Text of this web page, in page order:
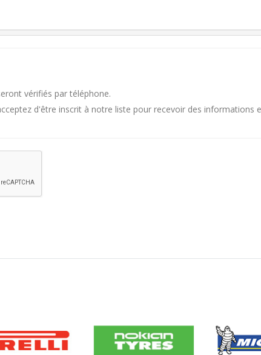
vérifiés par téléphone.
d'être inscrit à notre liste pour recevoir des informations